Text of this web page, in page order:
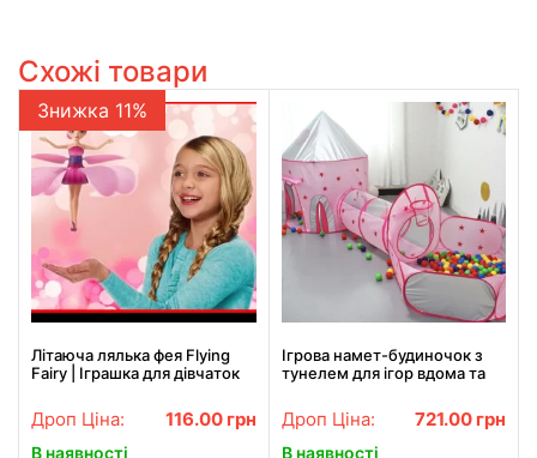
Схожі товари
Знижка 11%
Літаюча лялька фея Flying
Fairy | Іграшка для дівчаток
Дроп Ціна: 116.00 грн
В наявності
Ігрова намет-будиночок з
тунелем для ігор вдома та
Дроп Ціна: 721.00 грн
В наявності